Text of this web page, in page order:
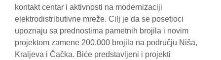
kontakt centar i aktivnosti na modernizaciji
elektrodistributivne mreže. Cilj je da se posetioci
upoznaju sa prednostima pametnih brojila i novim
projektom zamene 200.000 brojila na području Niša,
Kraljeva i Čačka. Biće predstavljeni i projekti